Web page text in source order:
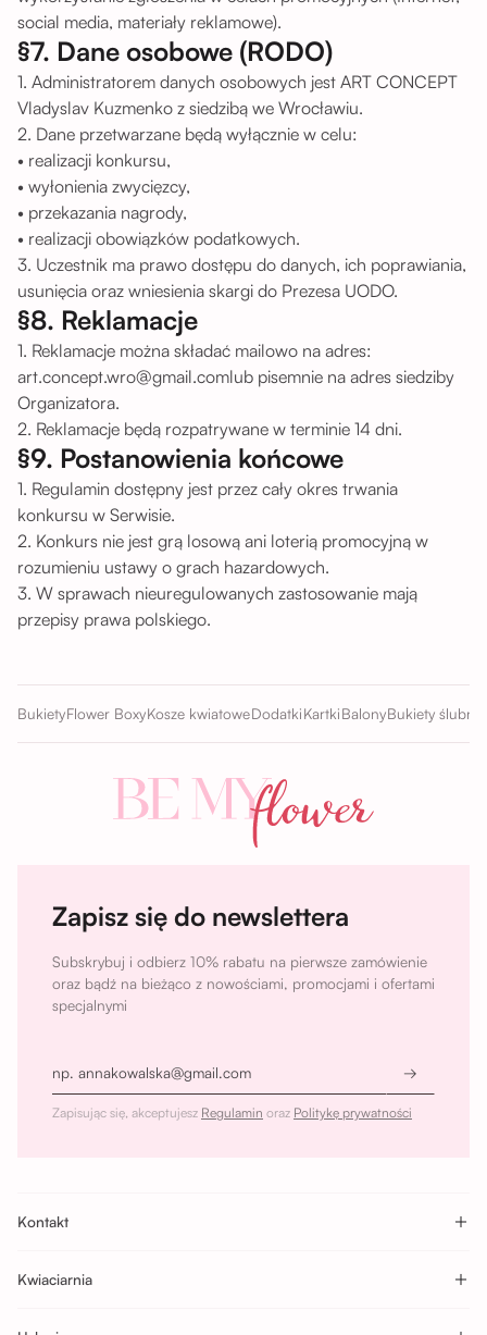
social media, materiały reklamowe).
§7. Dane osobowe (RODO)
1. Administratorem danych osobowych jest ART CONCEPT
Vladyslav Kuzmenko z siedzibą we Wrocławiu.
2. Dane przetwarzane będą wyłącznie w celu:
• realizacji konkursu,
• wyłonienia zwycięzcy,
• przekazania nagrody,
• realizacji obowiązków podatkowych.
3. Uczestnik ma prawo dostępu do danych, ich poprawiania,
usunięcia oraz wniesienia skargi do Prezesa UODO.
§8. Reklamacje
1. Reklamacje można składać mailowo na adres:
art.concept.wro@gmail.comlub pisemnie na adres siedziby
Organizatora.
2. Reklamacje będą rozpatrywane w terminie 14 dni.
§9. Postanowienia końcowe
1. Regulamin dostępny jest przez cały okres trwania
konkursu w Serwisie.
2. Konkurs nie jest grą losową ani loterią promocyjną w
rozumieniu ustawy o grach hazardowych.
3. W sprawach nieuregulowanych zastosowanie mają
przepisy prawa polskiego.
BukietyFlower BoxyKosze kwiatoweDodatkiKartkiBalonyBukiety ślubne
Zapisz się do newslettera
Subskrybuj i odbierz 10% rabatu na pierwsze zamówienie
oraz bądź na bieżąco z nowościami, promocjami i ofertami
specjalnymi
Zapisując się, akceptujesz Regulamin oraz Politykę prywatności
Kontakt
Buforowa 87U, Wrocław
Kwiaciarnia